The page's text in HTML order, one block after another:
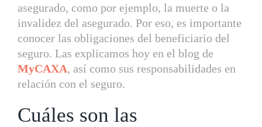
asegurado, como por ejemplo, la muerte o la
invalidez del asegurado. Por eso, es importante
conocer las obligaciones del beneficiario del
seguro. Las explicamos hoy en el blog de
MyCAXA, así como sus responsabilidades en
relación con el seguro.
Cuáles son las